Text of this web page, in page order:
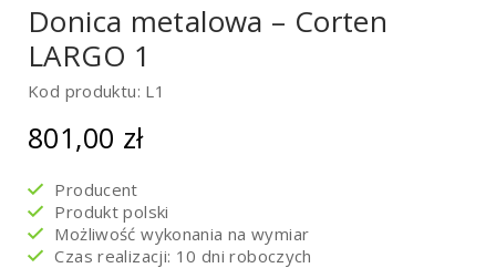
Donica metalowa – Corten
LARGO 1
Kod produktu: L1
801,00 zł
Producent
Produkt polski
Możliwość wykonania na wymiar
Czas realizacji: 10 dni roboczych